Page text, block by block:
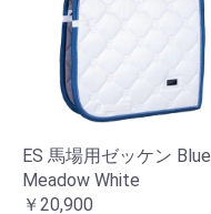
ES 馬場用ゼッケン Blue
Meadow White
￥20,900